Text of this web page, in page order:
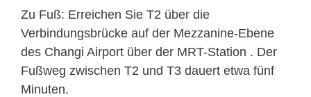
Zu Fuß: Erreichen Sie T2 über die
Verbindungsbrücke auf der Mezzanine-Ebene
des Changi Airport über der MRT-Station . Der
Fußweg zwischen T2 und T3 dauert etwa fünf
Minuten.